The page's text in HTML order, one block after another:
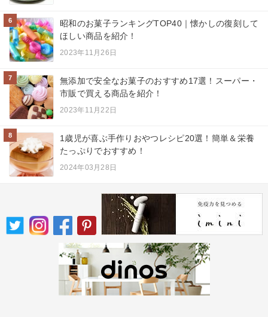
6
昭和のお菓子ランキングTOP40｜懐かしの復刻して
ほしい商品を紹介！
2023年11月26日
7
無添加で安全なお菓子のおすすめ17選！スーパー・
市販で買える商品を紹介！
2023年11月22日
8
1歳児が喜ぶ手作りおやつレシピ20選！簡単＆栄養
たっぷりでおすすめ！
2024年03月28日